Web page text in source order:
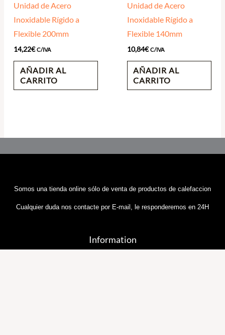
Unidad de Acero
Inoxidable Rígido a
Flexible 200mm
14,22€ C/IVA
AÑADIR AL
CARRITO
Unidad de Acero
Inoxidable Rígido a
Flexible 140mm
10,84€ C/IVA
AÑADIR AL
CARRITO
Somos una tienda online sólo de venta de productos de calefaccion
Cualquier duda nos contacte por E-mail, le responderemos en 24H
Information